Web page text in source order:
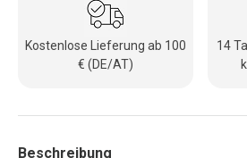
Kostenlose Lieferung ab 100
€ (DE/AT)
14
Beschreibung